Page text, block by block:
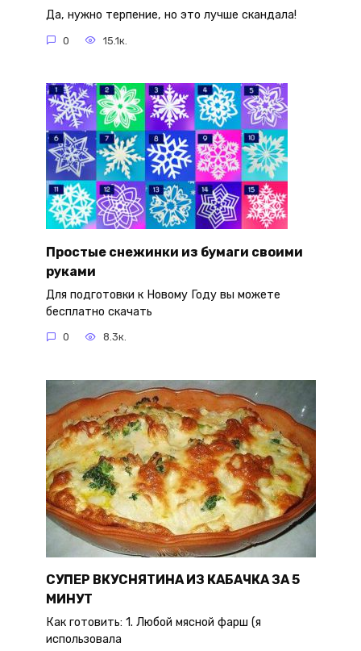
Да, нужно терпение, но это лучше скандала!
0 15.1к.
Простые снежинки из бумаги своими
руками
Для подготовки к Новому Году вы можете
бесплатно скачать
0 8.3к.
СУПЕР ВКУСНЯТИНА ИЗ КАБАЧКА ЗА 5
МИНУТ
Как готовить: 1. Любой мясной фарш (я
использовала